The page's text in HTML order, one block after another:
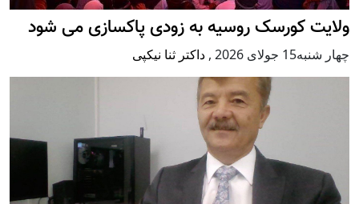
ولایت کورسک روسیه به زودی پاکسازی می شود
چهار شنبه15 جولای 2026 , داکتر ثنا نیکپی